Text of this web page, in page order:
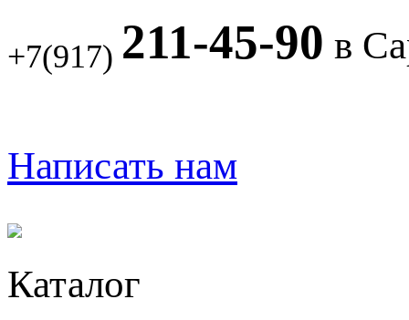
+7(917) 211-45-90 в
Написать нам
Каталог